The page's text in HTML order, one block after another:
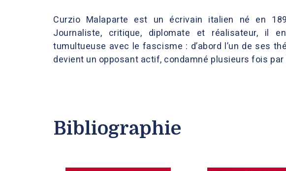
Curzio Malaparte est un écrivain italien né en
Journaliste, critique, diplomate et réalisateur, il
tumultueuse avec le fascisme : d’abord l’un de ses
devient un opposant actif, condamné plusieurs fois par
Bibliographie